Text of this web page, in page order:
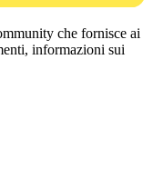
che fornisce ai
informazioni sui